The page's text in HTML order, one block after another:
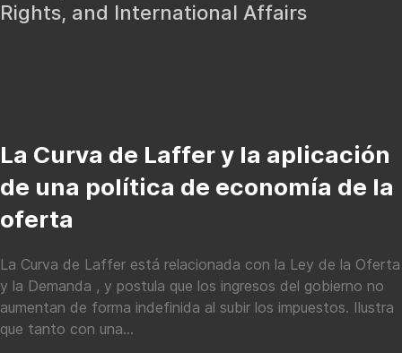
Rights, and International Affairs
La Curva de Laffer y la aplicación
de una política de economía de la
oferta
La Curva de Laffer está relacionada con la Ley de la Oferta
y la Demanda , y postula que los ingresos del gobierno no
aumentan de forma indefinida al subir los impuestos. Ilustra
que tanto con una...